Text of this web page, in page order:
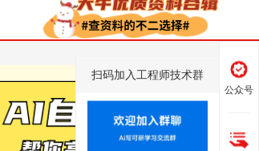
公众号
扫码加入工程师技术群